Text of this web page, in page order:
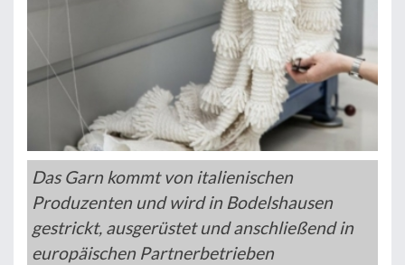
Das Garn kommt von italienischen
Produzenten und wird in Bodelshausen
gestrickt, ausgerüstet und anschließend in
europäischen Partnerbetrieben